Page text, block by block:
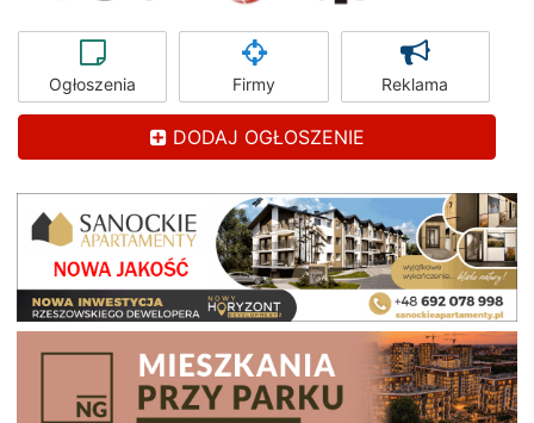
Ogłoszenia Firmy Reklama
DODAJ OGŁOSZENIE